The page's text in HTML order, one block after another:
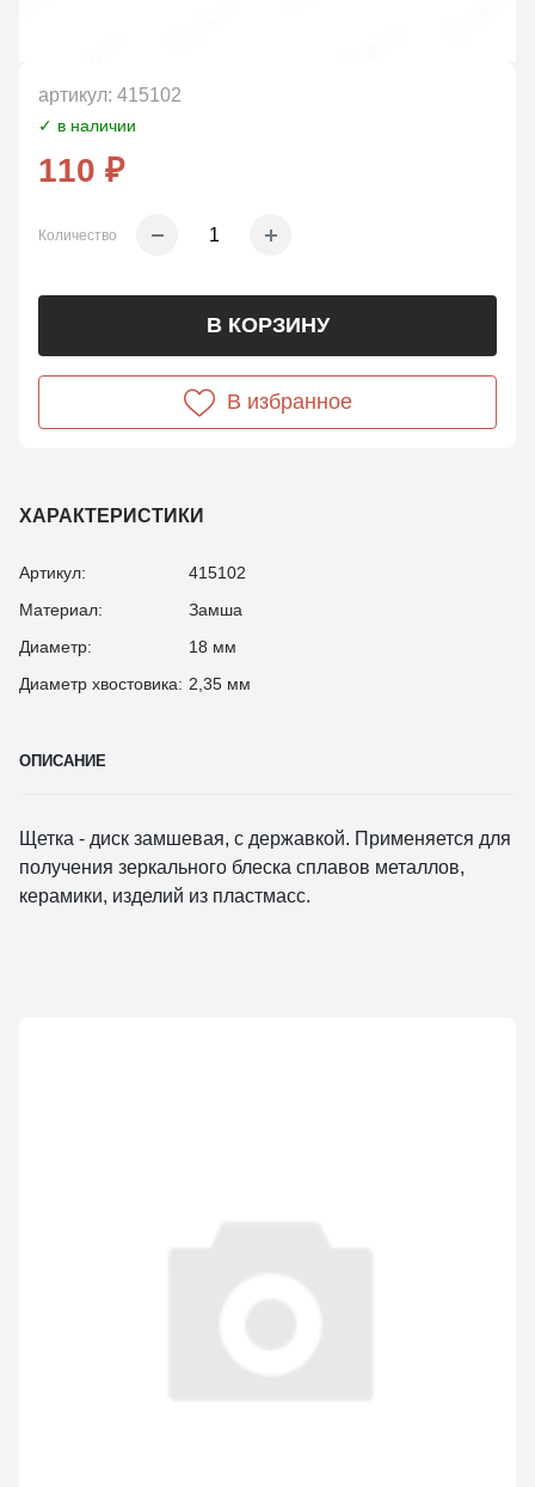
ХАРАКТЕРИСТИКИ
Артикул:
415102
Материал:
Замша
Диаметр:
18 мм
Диаметр хвостовика: 2,35 мм
артикул: 415102
✓ в наличии
110 ₽
Количество
В КОРЗИНУ
В избранное
ОПИСАНИЕ
Щетка - диск замшевая, с державкой. Применяется для
получения зеркального блеска сплавов металлов,
керамики, изделий из пластмасс.